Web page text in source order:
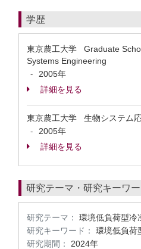
学歴
東京農工大学 Graduate
Systems Engineering
-
2005年
詳細を見る
東京農工大学 生物システム
-
2005年
詳細を見る
研究テーマ・研究キーワー
研究テーマ：
環境低負荷型冷
研究キーワード：
環境低負荷
研究期間：
2024年